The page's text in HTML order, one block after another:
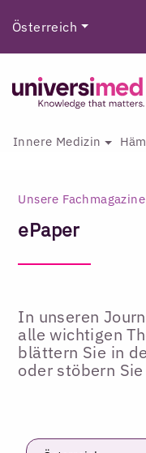
Österreich
Innere Medizin
Unsere
ePaper
In unseren
alle wichtigen
blättern Sie in
oder stöbern